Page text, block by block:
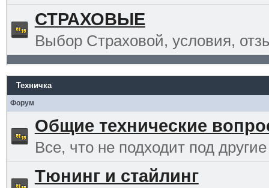
СТРАХОВЫЕ
Выбор Страховой, условия,
Техничка
Форум
Общие технические
Все, что не подходит под другие
Тюнинг и стайлинг